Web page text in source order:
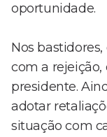
oportunidade.
Nos
com a
presidente.
adotar
situação com